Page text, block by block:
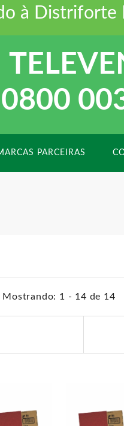
à Distriforte
0800
PARCEIRAS
Mostrando: 1 - 14 de 14